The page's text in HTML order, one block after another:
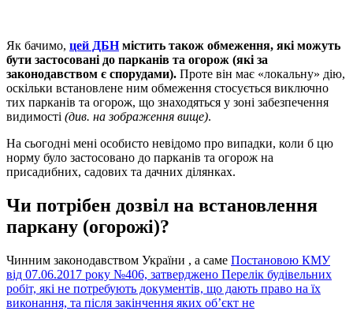
Як бачимо, цей ДБНмістить також обмеження, які можуть
бути застосовані до парканів та огорож (які за
законодавством є спорудами). Проте він має «локальну» дію,
оскільки встановлене ним обмеження стосується виключно
тих парканів та огорож, що знаходяться у зоні забезпечення
видимості (див. на зображення вище).
На сьогодні мені особисто невідомо про випадки, коли б цю
норму було застосовано до парканів та огорож на
присадибних, садових та дачних ділянках.
Чи потрібен дозвіл на встановлення
паркану (огорожі)?
Чинним законодавством України , а саме Постановою КМУ
від 07.06.2017 року №406, затверджено Перелік будівельних
робіт, які не потребують документів, що дають право на їх
виконання, та після закінчення яких об’єкт не